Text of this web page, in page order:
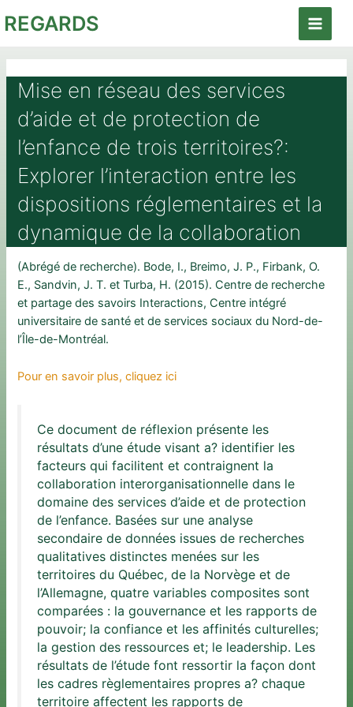
auREGARDS
Main
Mise en réseau des services
d’aide et de protection de
l’enfance de trois territoires?:
Explorer l’interaction entre les
dispositions réglementaires et la
dynamique de la collaboration
(Abrégé de recherche). Bode, I., Breimo, J. P., Firbank, O.
E., Sandvin, J. T. et Turba, H. (2015). Centre de recherche
et partage des savoirs Interactions, Centre intégré
universitaire de santé et de services sociaux du Nord-de-
l’Île-de-Montréal.
Pour en savoir plus, cliquez ici
Ce document de réflexion présente les
résultats d’une étude visant a? identifier les
facteurs qui facilitent et contraignent la
collaboration interorganisationnelle dans le
domaine des services d’aide et de protection
de l’enfance. Basées sur une analyse
secondaire de données issues de recherches
qualitatives distinctes menées sur les
territoires du Québec, de la Norvège et de
l’Allemagne, quatre variables composites sont
comparées : la gouvernance et les rapports de
pouvoir; la confiance et les affinités culturelles;
la gestion des ressources et; le leadership. Les
résultats de l’étude font ressortir la façon dont
les cadres règlementaires propres a? chaque
territoire affectent les rapports de